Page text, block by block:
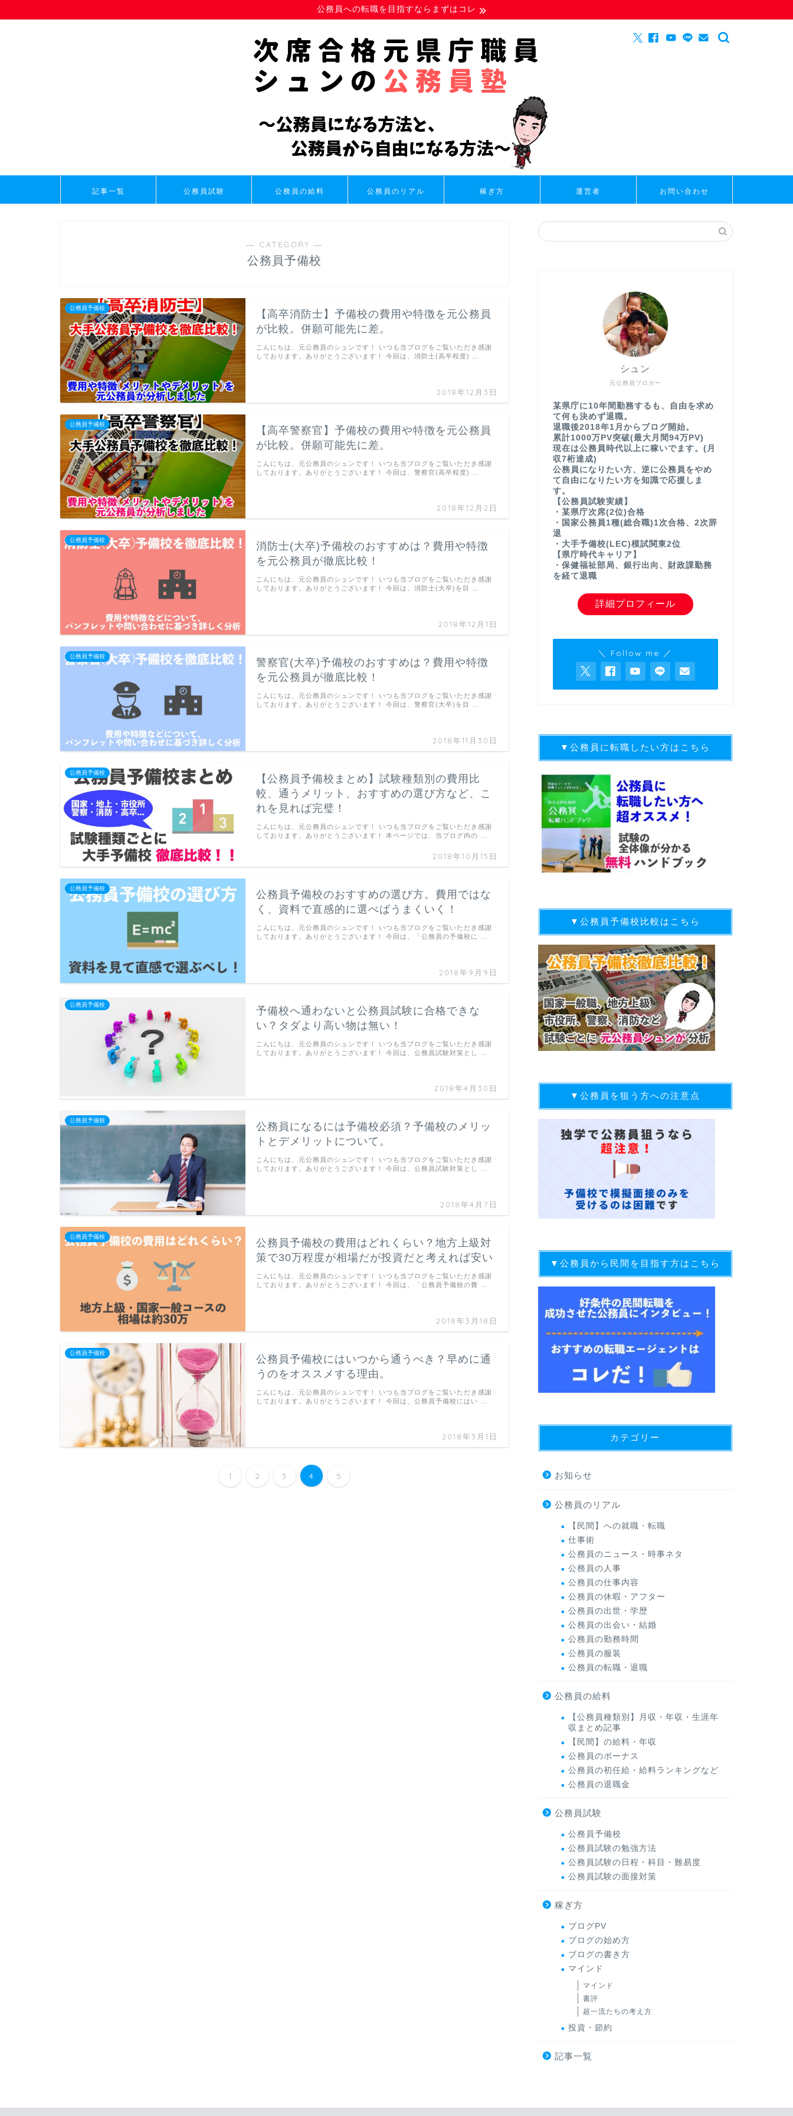
公務員への転職を目指すならまずはコレ
記事一覧 公務員試験 公務員の給料 公務員のリアル 稼ぎ方 運営者 お問い合わせ
― CATEGORY ―
公務員予備校
公務員予備校
【高卒消防士】予備校の費用や特徴を元公務員
が比較。併願可能先に差。
2018年12月3日
こんにちは、元公務員のシュンです！ いつも当ブログをご覧いただき感謝
しております。ありがとうございます！ 今回は、消防士(高卒程度) …
公務員予備校
【高卒警察官】予備校の費用や特徴を元公務員
が比較。併願可能先に差。
2018年12月2日
こんにちは、元公務員のシュンです！ いつも当ブログをご覧いただき感謝
しております。ありがとうございます！ 今回は、警察官(高卒程度) …
公務員予備校
消防士(大卒)予備校のおすすめは？費用や特徴
を元公務員が徹底比較！
2018年12月1日
こんにちは、元公務員のシュンです！ いつも当ブログをご覧いただき感謝
しております。ありがとうございます！ 今回は、消防士(大卒)を目 …
公務員予備校
警察官(大卒)予備校のおすすめは？費用や特徴
を元公務員が徹底比較！
2018年11月30日
こんにちは、元公務員のシュンです！ いつも当ブログをご覧いただき感謝
しております。ありがとうございます！ 今回は、警察官(大卒)を目 …
公務員予備校
【公務員予備校まとめ】試験種類別の費用比
較、通うメリット、おすすめの選び方など、こ
れを見れば完璧！
2018年10月15日
こんにちは、元公務員のシュンです！ いつも当ブログをご覧いただき感謝
しております。ありがとうございます！ 本ページでは、当ブログ内の …
公務員予備校
公務員予備校のおすすめの選び方。費用ではな
く、資料で直感的に選べばうまくいく！
2018年9月9日
こんにちは、元公務員のシュンです！ いつも当ブログをご覧いただき感謝
しております。ありがとうございます！ 今回は、「公務員の予備校に …
公務員予備校
予備校へ通わないと公務員試験に合格できな
い？タダより高い物は無い！
2018年4月30日
こんにちは、元公務員のシュンです！ いつも当ブログをご覧いただき感謝
しております。ありがとうございます！ 今回は、公務員試験対策とし …
公務員予備校
公務員になるには予備校必須？予備校のメリッ
トとデメリットについて。
2018年4月7日
こんにちは、元公務員のシュンです！ いつも当ブログをご覧いただき感謝
しております。ありがとうございます！ 今回は、公務員試験対策とし …
公務員予備校
公務員予備校の費用はどれくらい？地方上級対
策で30万程度が相場だが投資だと考えれば安い
2018年3月18日
こんにちは、元公務員のシュンです！ いつも当ブログをご覧いただき感謝
しております。ありがとうございます！ 今回は、「公務員予備校の費 …
公務員予備校
公務員予備校にはいつから通うべき？早めに通
うのをオススメする理由。
2018年3月1日
こんにちは、元公務員のシュンです！ いつも当ブログをご覧いただき感謝
しております。ありがとうございます！ 今回は、公務員予備校にはい …
1 2 3 4 5
元公務員ブロガー
シュン
某県庁に10年間勤務するも、自由を求め
て何も決めず退職。
退職後2018年1月からブログ開始。
累計1000万PV突破(最大月間94万PV)
現在は公務員時代以上に稼いでます。(月
収7桁達成)
公務員になりたい方、逆に公務員をやめ
て自由になりたい方を知識で応援しま
す。
【公務員試験実績】
・某県庁次席(2位)合格
・国家公務員1種(総合職)1次合格、2次辞
退
・大手予備校(LEC)模試関東2位
【県庁時代キャリア】
・保健福祉部局、銀行出向、財政課勤務
を経て退職
詳細プロフィール
＼ Follow me ／
▼公務員に転職したい方はこちら
▼公務員予備校比較はこちら
▼公務員を狙う方への注意点
▼公務員から民間を目指す方はこちら
カテゴリー
お知らせ
公務員のリアル
【民間】への就職・転職
仕事術
公務員のニュース・時事ネタ
公務員の人事
公務員の仕事内容
公務員の休暇・アフター
公務員の出世・学歴
公務員の出会い・結婚
公務員の勤務時間
公務員の服装
公務員の転職・退職
公務員の給料
【公務員種類別】月収・年収・生涯年
収まとめ記事
【民間】の給料・年収
公務員のボーナス
公務員の初任給・給料ランキングなど
公務員の退職金
公務員試験
公務員予備校
公務員試験の勉強方法
公務員試験の日程・科目・難易度
公務員試験の面接対策
稼ぎ方
ブログPV
ブログの始め方
ブログの書き方
マインド
マインド
書評
超一流たちの考え方
投資・節約
記事一覧